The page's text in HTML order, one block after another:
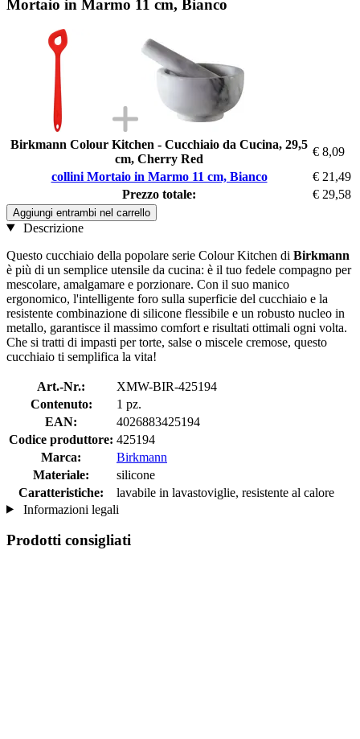
Mortaio in Marmo 11 cm, Bianco
Birkmann Colour Kitchen - Cucchiaio da Cucina, 29,5
cm, Cherry Red
€ 8,09
collini Mortaio in Marmo 11 cm, Bianco
€ 21,49
Prezzo totale:
€ 29,58
Aggiungi entrambi nel carrello
Descrizione
Questo cucchiaio della popolare serie Colour Kitchen di Birkmann
è più di un semplice utensile da cucina: è il tuo fedele compagno per
mescolare, amalgamare e porzionare. Con il suo manico
ergonomico, l'intelligente foro sulla superficie del cucchiaio e la
resistente combinazione di silicone flessibile e un robusto nucleo in
metallo, garantisce il massimo comfort e risultati ottimali ogni volta.
Che si tratti di impasti per torte, salse o miscele cremose, questo
cucchiaio ti semplifica la vita!
Art.-Nr.:
XMW-BIR-425194
Contenuto:
1 pz.
EAN:
4026883425194
Codice produttore: 425194
Marca:
Birkmann
Materiale:
silicone
Caratteristiche:
lavabile in lavastoviglie, resistente al calore
Informazioni legali
Prodotti consigliati